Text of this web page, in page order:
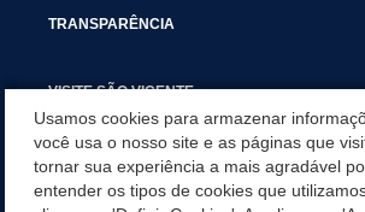
TRANSPARÊNCIA
VISITE SÃO VICENTE
Usamos cookies para armazenar
você usa o nosso site e as páginas que
tornar sua experiência a mais agradável
entender os tipos de cookies que